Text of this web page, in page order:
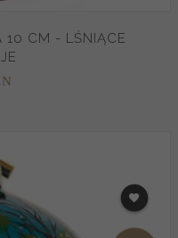
10 CM - LŚNIĄCE